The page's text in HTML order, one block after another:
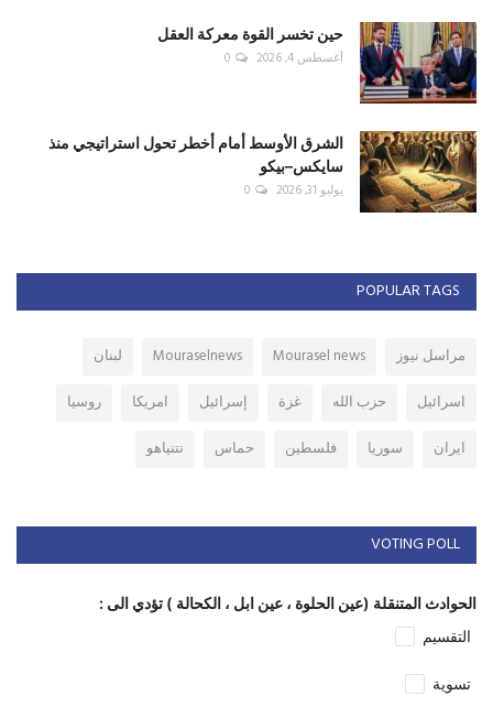
حين تخسر القوة معركة العقل
أغسطس 4, 2026 0
الشرق الأوسط أمام أخطر تحول استراتيجي منذ
سايكس–بيكو
يوليو 31, 2026 0
POPULAR TAGS
مراسل نيوز Mourasel news
Mouraselnews
لبنان
اسرائيل
حزب الله غزة إسرائيل امريكا
روسيا
ايران
سوريا فلسطين حماس نتنياهو
VOTING POLL
الحوادث المتنقلة (عين الحلوة ، عين ابل ، الكحالة ) تؤدي الى :
التقسيم
تسوية